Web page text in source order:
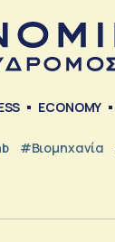
ECONOMY
#Βιομηχανία